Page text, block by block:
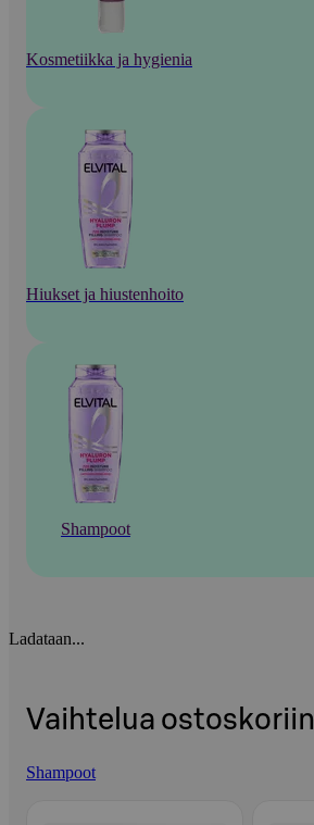
Kosmetiikka ja hygienia
Hiukset ja hiustenhoito
Shampoot
Ladataan...
Vaihtelua ostoskoriin
Shampoot